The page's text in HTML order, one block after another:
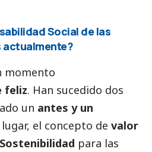
Social de las
actualmente?
momento
feliz. Han sucedido dos
un antes y un
el concepto de valor
Sostenibilidad para las